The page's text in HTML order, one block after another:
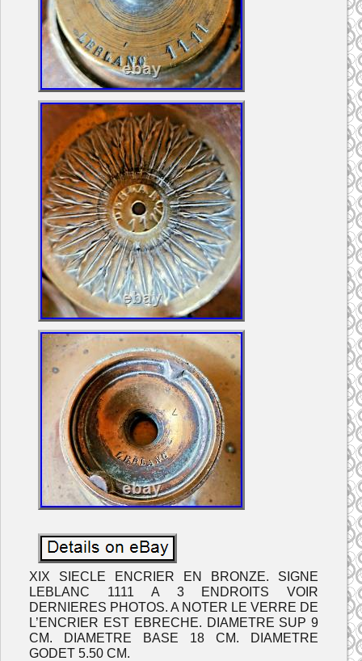
XIX SIECLE ENCRIER EN BRONZE. SIGNE
LEBLANC 1111 A 3 ENDROITS VOIR
DERNIERES PHOTOS. A NOTER LE VERRE DE
L’ENCRIER EST EBRECHE. DIAMETRE SUP 9
CM. DIAMETRE BASE 18 CM. DIAMETRE
GODET 5.50 CM.